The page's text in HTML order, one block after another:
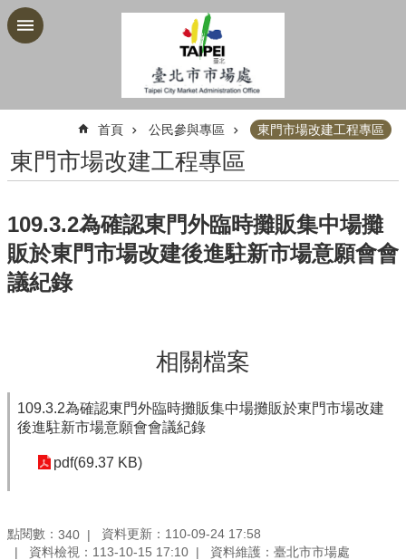
跳到主要內容區塊
首頁 公民參與專區 東門市場改建工程專區
東門市場改建工程專區
109.3.2為確認東門外臨時攤販集中場攤
販於東門市場改建後進駐新市場意願會會
議紀錄
相關檔案
109.3.2為確認東門外臨時攤販集中場攤販於東門市場改建
後進駐新市場意願會會議紀錄
pdf(69.37 KB)
點閱數： 340
資料更新：110-09-24 17:58
資料檢視：113-10-15 17:10
資料維護：臺北市市場處